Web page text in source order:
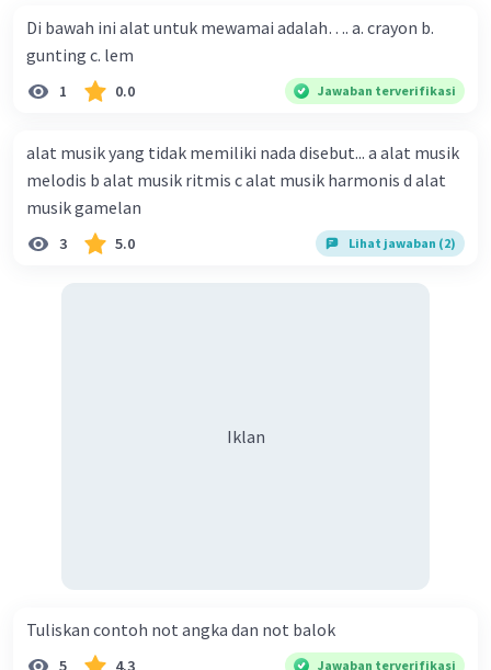
Di bawah ini alat untuk mewamai adalah…. a. crayon b.
gunting c. lem
1 0.0 Jawaban terverifikasi
alat musik yang tidak memiliki nada disebut... a alat musik
melodis b alat musik ritmis c alat musik harmonis d alat
musik gamelan
3 5.0 Lihat jawaban (2)
Iklan
Tuliskan contoh not angka dan not balok​
5 4.3 Jawaban terverifikasi